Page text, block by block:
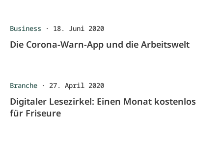
Business · 18. Juni 2020
Die Corona-Warn-App und die Arbeitswelt
Branche · 27. April 2020
Digitaler Lesezirkel: Einen Monat kostenlos
für Friseure